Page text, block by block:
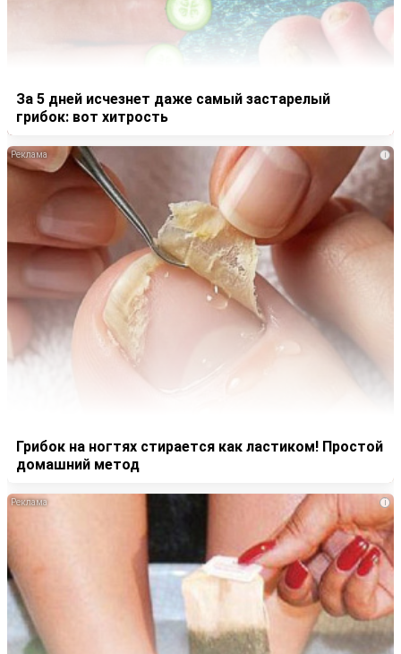
За 5 дней исчезнет даже самый застарелый
грибок: вот хитрость
i
Грибок на ногтях стирается как ластиком! Простой
домашний метод
i